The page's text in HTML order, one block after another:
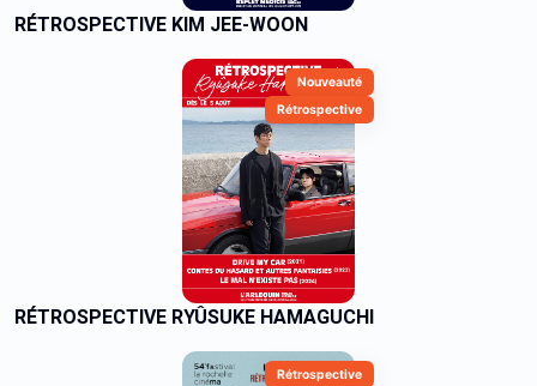
RÉTROSPECTIVE KIM JEE-WOON
Nouveauté
Rétrospective
RÉTROSPECTIVE RYÛSUKE HAMAGUCHI
Rétrospective